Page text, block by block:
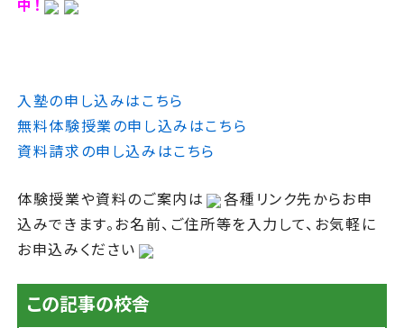
中！
入塾の申し込みはこちら
無料体験授業の申し込みはこちら
資料請求の申し込みはこちら
体験授業や資料のご案内は
各種リンク先からお申
込みできます。お名前、ご住所等を入力して、お気軽に
お申込みください
この記事の校舎